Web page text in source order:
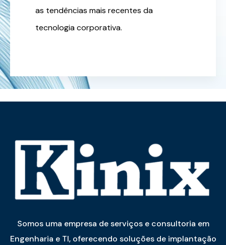
as tendências mais recentes da
tecnologia corporativa.
Somos uma empresa de serviços e consultoria em
Engenharia e TI, oferecendo soluções de implantação